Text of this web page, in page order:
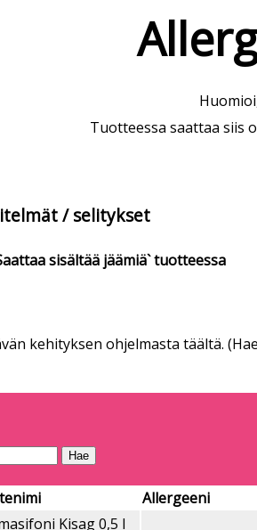
Tuotteessa saattaa siis
/ selitykset
sisältää jäämiä` tuotteessa
kehityksen ohjelmasta täältä.
Allergeeni
Kisag 0,5 l